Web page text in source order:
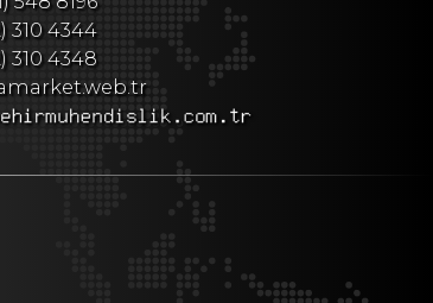
310 4344
310 4348